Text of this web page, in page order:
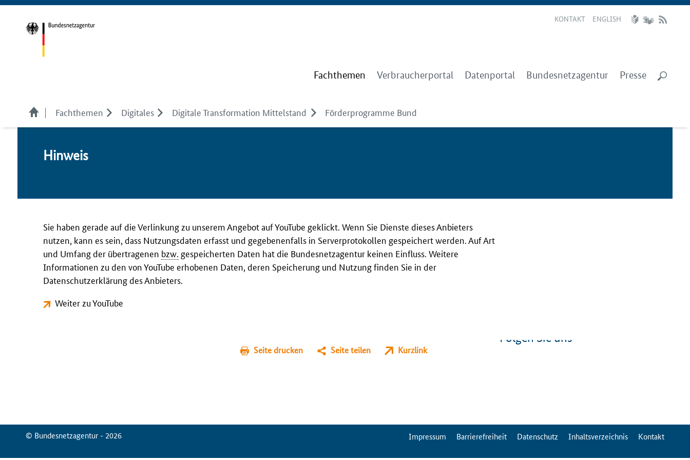
KONTAKT ENGLISH
Fachthemen Verbraucherportal Datenportal Bundesnetzagentur Presse
Fachthemen Digitales Digitale Transformation Mittelstand Förderprogramme Bund
Hin­weis
Sie haben gerade auf die Verlinkung zu unserem Angebot auf YouTube geklickt. Wenn Sie Dienste dieses Anbieters
nutzen, kann es sein, dass Nutzungsdaten erfasst und gegebenenfalls in Serverprotokollen gespeichert werden. Auf Art
und Umfang der übertragenen bzw. gespeicherten Daten hat die Bundesnetzagentur keinen Einfluss. Weitere
Informationen zu den von YouTube erhobenen Daten, deren Speicherung und Nutzung finden Sie in der
Datenschutzerklärung des Anbieters.
Weiter zu YouTube
Seite drucken Seite teilen Kurzlink
Folgen Sie uns
© Bundesnetzagentur - 2026 ServiceMenuImpressum Barrierefreiheit Datenschutz Inhaltsverzeichnis Kontakt